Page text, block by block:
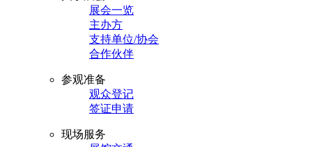
展会一览
主办方
支持单位/协会
合作伙伴
参观准备
观众登记
签证申请
现场服务